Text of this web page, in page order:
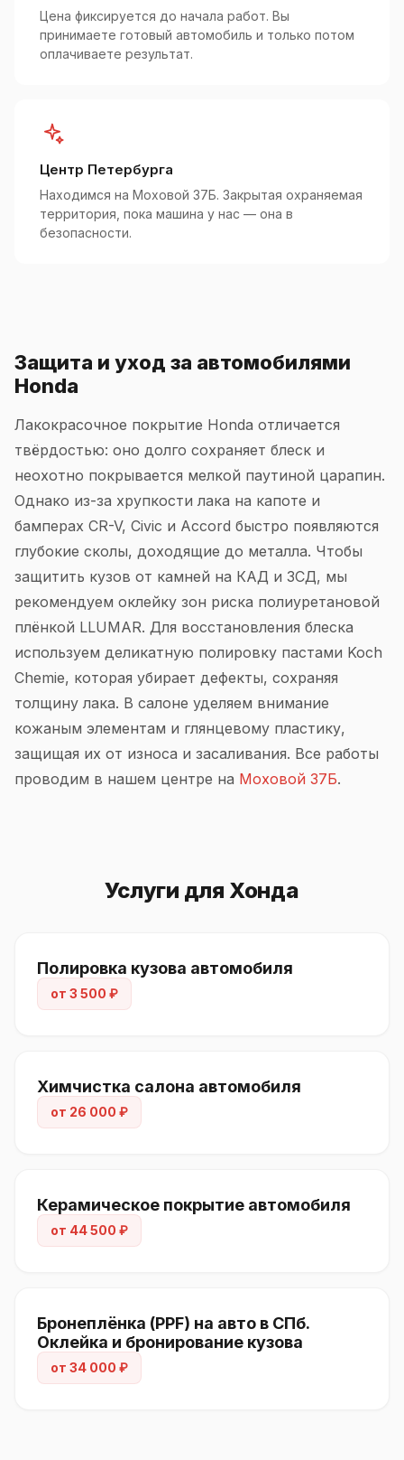
Цена фиксируется до начала работ. Вы
принимаете готовый автомобиль и только потом
оплачиваете результат.
Центр Петербурга
Находимся на Моховой 37Б. Закрытая охраняемая
территория, пока машина у нас — она в
безопасности.
Защита и уход за автомобилями
Honda
Лакокрасочное покрытие Honda отличается
твёрдостью: оно долго сохраняет блеск и
неохотно покрывается мелкой паутиной царапин.
Однако из-за хрупкости лака на капоте и
бамперах CR-V, Civic и Accord быстро появляются
глубокие сколы, доходящие до металла. Чтобы
защитить кузов от камней на КАД и ЗСД, мы
рекомендуем оклейку зон риска полиуретановой
плёнкой LLUMAR. Для восстановления блеска
используем деликатную полировку пастами Koch
Chemie, которая убирает дефекты, сохраняя
толщину лака. В салоне уделяем внимание
кожаным элементам и глянцевому пластику,
защищая их от износа и засаливания. Все работы
проводим в нашем центре на Моховой 37Б.
Услуги для Хонда
Полировка кузова автомобиля
от 3 500 ₽
Химчистка салона автомобиля
от 26 000 ₽
Керамическое покрытие автомобиля
от 44 500 ₽
Бронеплёнка (PPF) на авто в СПб.
Оклейка и бронирование кузова
от 34 000 ₽